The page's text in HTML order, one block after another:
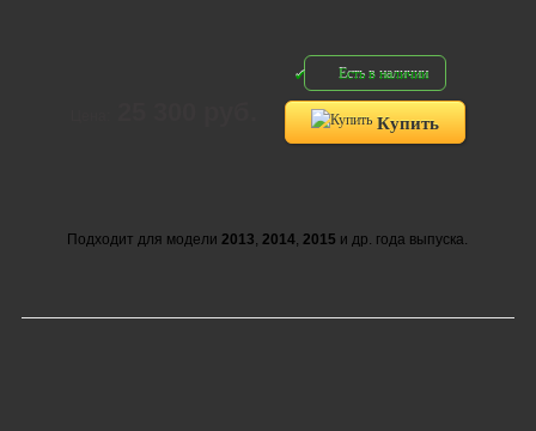
Есть в наличии
Купить
Подходит для модели 2013, 2014, 2015 и др. года выпуска.